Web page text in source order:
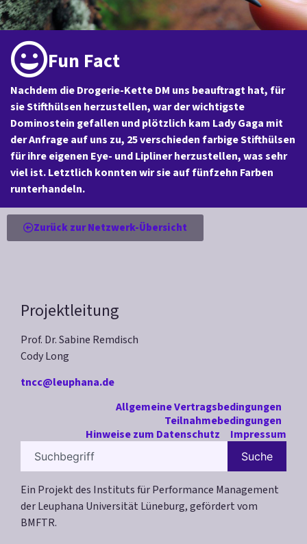
Fun Fact
Nachdem die Drogerie-Kette DM uns beauftragt hat, für
sie Stifthülsen herzustellen, war der wichtigste
Dominostein gefallen und plötzlich kam Lady Gaga mit
der Anfrage auf uns zu, 25 verschieden farbige Stifthülsen
für ihre eigenen Eye- und Lipliner herzustellen, was sehr
viel ist. Letztlich konnten wir sie auf fünfzehn Farben
runterhandeln.
Zurück zur Netzwerk-Übersicht
Projektleitung
Prof. Dr. Sabine Remdisch
Cody Long
tncc@leuphana.de
Allgemeine Vertragsbedingungen
Teilnahmebedingungen
Hinweise zum Datenschutz
Impressum
Suche
Ein Projekt des Instituts für Performance Management
der Leuphana Universität Lüneburg, gefördert vom
BMFTR.